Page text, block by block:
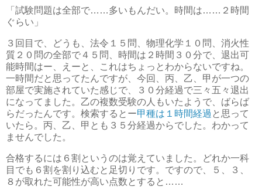
「試験問題は全部で……多いもんだい。時間は……２時間
ぐらい」
３回目で、どうも、法令１５問、物理化学１０問、消火性
質２０問の全部で４５問、時間は２時間３０分で、退出可
能時間はー、えーと、これはちょっとわからないですね。
一時間だと思ってたんですが、今回、丙、乙、甲が一つの
部屋で実施されていた感じで、３０分経過で三々五々退出
になってました。乙の複数受験の人もいたようで、ばらば
らだったんです。検索するとー甲種は１時間経過 と思って
いたら。丙、乙、甲とも３５分経過からでした。わかって
ませんでした。
合格するには６割というのは覚えていました。どれか一科
目でも６割を割り込むと足切りです。ですので、５、３、
８が取れた可能性が高い点数とすると……